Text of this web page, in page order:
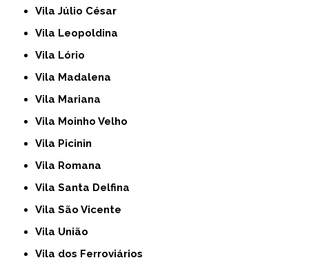
Vila Júlio César
Vila Leopoldina
Vila Lório
Vila Madalena
Vila Mariana
Vila Moinho Velho
Vila Picinin
Vila Romana
Vila Santa Delfina
Vila São Vicente
Vila União
Vila dos Ferroviários